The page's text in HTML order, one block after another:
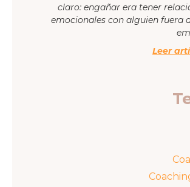
claro: engañar era tener
emocionales con alguien fuera
Leer